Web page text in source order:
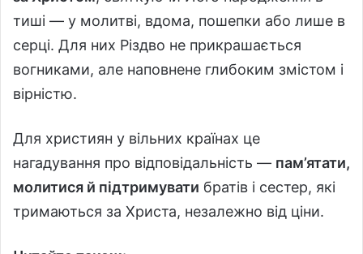
тиші — у молитві, вдома, пошепки або лише в
серці. Для них Різдво не прикрашається
вогниками, але наповнене глибоким змістом і
вірністю.
Для християн у вільних країнах це
нагадування про відповідальність — пам’ятати,
молитися й підтримувати братів і сестер, які
тримаються за Христа, незалежно від ціни.